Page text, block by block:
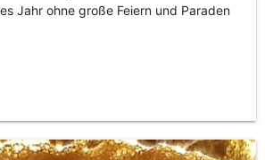
Jahr ohne große Feiern und Paraden